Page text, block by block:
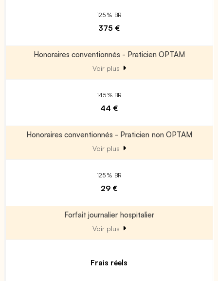
125 % BR
375 €
Honoraires conventionnés - Praticien OPTAM
Voir plus
145 % BR
44 €
Honoraires conventionnés - Praticien non OPTAM
Voir plus
125 % BR
29 €
Forfait journalier hospitalier
Voir plus
Frais réels